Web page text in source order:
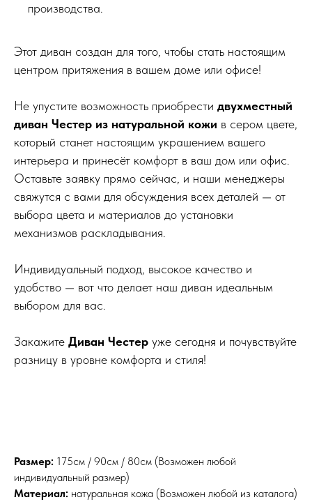
производства.
Этот диван создан для того, чтобы стать настоящим
центром притяжения в вашем доме или офисе!
Не упустите возможность приобрести двухместный
диван Честер из натуральной кожи в сером цвете,
который станет настоящим украшением вашего
интерьера и принесёт комфорт в ваш дом или офис.
Оставьте заявку прямо сейчас, и наши менеджеры
свяжутся с вами для обсуждения всех деталей — от
выбора цвета и материалов до установки
механизмов раскладывания.
Индивидуальный подход, высокое качество и
удобство — вот что делает наш диван идеальным
выбором для вас.
Закажите Диван Честер уже сегодня и почувствуйте
разницу в уровне комфорта и стиля!
Размер: 175см / 90см / 80см (Возможен любой
индивидуальный размер)
Материал: натуральная кожа (Возможен любой из каталога)